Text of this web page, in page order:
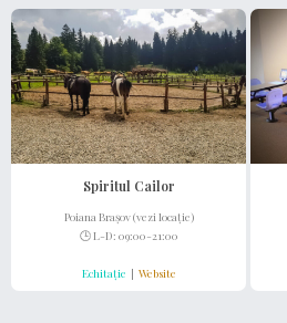
Spiritul Cailor
Poiana Brașov (vezi locație)
🕒 L-D: 09:00-21:00
Echitație | Website